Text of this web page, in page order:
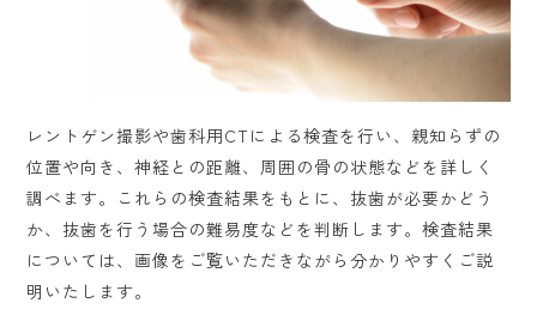
レントゲン撮影や歯科用CTによる検査を行い、親知らずの
位置や向き、神経との距離、周囲の骨の状態などを詳しく
調べます。これらの検査結果をもとに、抜歯が必要かどう
か、抜歯を行う場合の難易度などを判断します。検査結果
については、画像をご覧いただきながら分かりやすくご説
明いたします。